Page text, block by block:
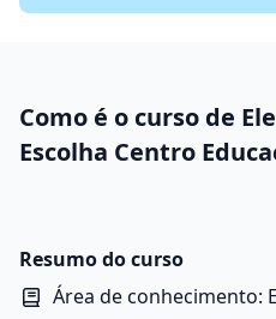
Como é o curso de
Escolha Centro
Resumo do curso
Área de conhecimento: